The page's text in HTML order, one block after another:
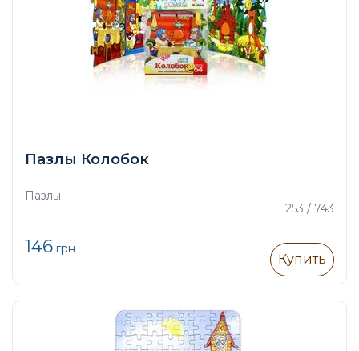
Пазлы Колобок
Пазлы
253 / 743
146 грн
Купить